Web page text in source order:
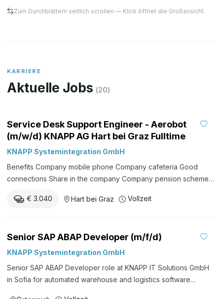
Zum Durchblättern seitlich scrollen — Klick öffnet die Großansicht.
KARRIERE
Aktuelle Jobs (20)
Service Desk Support Engineer - Aerobot
(m/w/d) KNAPP AG Hart bei Graz Fulltime
KNAPP Systemintegration GmbH
Benefits Company mobile phone Company cafeteria Good
connections Share in the company Company pension scheme
discounts Company health management programme Employee
for new challenges? Do your eyes sparkle with enthusiasm
when you talk about your specialist area? Do you gladly take
you brave enough to take new paths and do you view
changes as exciting opportunities? Then apply now! We look
forward to getting to know you. Here are a few tips for a
€ 3.040 Hart bei Graz Vollzeit
Senior SAP ABAP Developer (m/f/d)
KNAPP Systemintegration GmbH
Senior SAP ABAP Developer role at KNAPP IT Solutions GmbH
in Sofia for automated warehouse and logistics software